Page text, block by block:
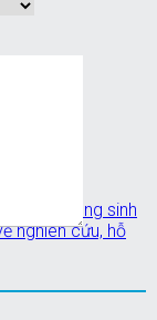
của riêng sinh
nghiên cứu, hỗ